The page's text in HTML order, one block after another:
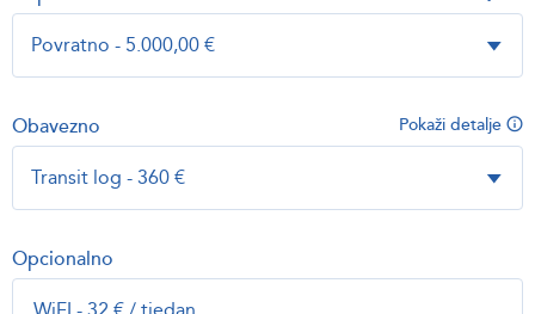
Pokaži detalje
Obavezno
Opcionalno